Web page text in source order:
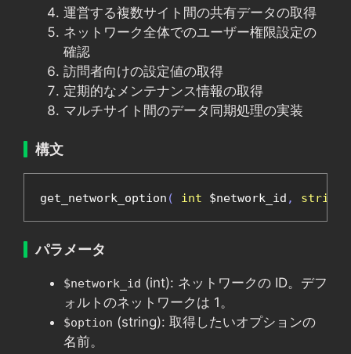
運営する複数サイト間の共有データの取得
ネットワーク全体でのユーザー権限設定の
確認
訪問者向けの設定値の取得
定期的なメンテナンス情報の取得
マルチサイト間のデータ同期処理の実装
構文
get_network_option ( int $network_id , string
パラメータ
$network_id (int): ネットワークの ID。デフ
ォルトのネットワークは 1。
$option (string): 取得したいオプションの
名前。